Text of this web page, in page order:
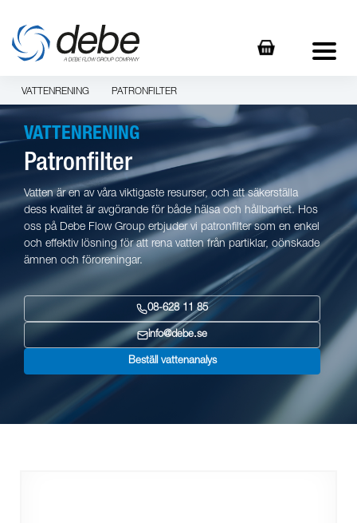
VATTENRENING PATRONFILTER
VATTENRENING
Patronfilter
Vatten är en av våra viktigaste resurser, och att säkerställa
dess kvalitet är avgörande för både hälsa och hållbarhet. Hos
oss på Debe Flow Group erbjuder vi patronfilter som en enkel
och effektiv lösning för att rena vatten från partiklar, oönskade
ämnen och föroreningar.
08-628 11 85
info@debe.se
Beställ vattenanalys